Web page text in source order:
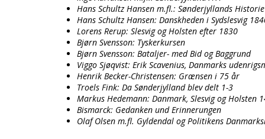
Hans Schultz Hansen m.fl.: Sønderjyllands
Hans Schultz Hansen: Danskheden i Sydslesvig
Lorens Rerup: Slesvig og Holsten efter 1830
Bjørn Svensson: Tyskerkursen
Bjørn Svensson: Bataljer- med Bid og Baggrund
Viggo Sjøqvist: Erik Scavenius, Danmarks
Henrik Becker-Christensen: Grænsen i 75 år
Troels Fink: Da Sønderjylland blev delt 1-3
Markus Hedemann: Danmark, Slesvig og Holsten
Bismarck: Gedanken und Erinnerungen
Olaf Olsen m.fl. Gyldendal og Politikens